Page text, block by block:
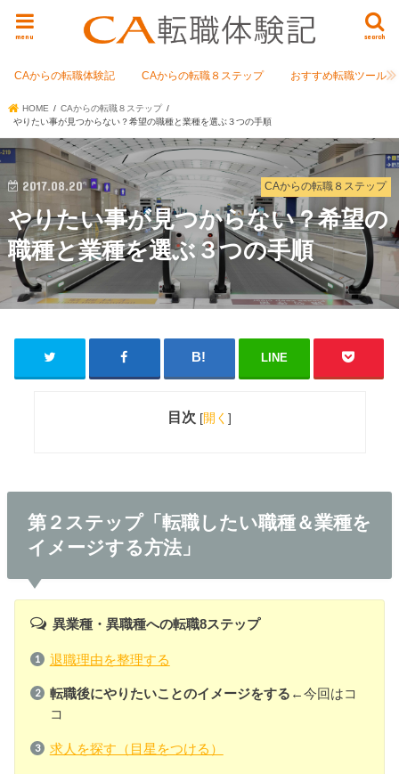
search
menu
CAからの転職体験記 CAからの転職８ステップ おすすめ転職ツール
HOME
CAからの転職８ステップ
やりたい事が見つからない？希望の職種と業種を選ぶ３つの手順
CAからの転職８ステップ
2017.08.20
やりたい事が見つからない？希望の
職種と業種を選ぶ３つの手順
LINE
目次 [開く ]
第２ステップ「転職したい職種＆業種を
イメージする方法」
異業種・異職種への転職8ステップ
退職理由を整理する
転職後にやりたいことのイメージをする ←今回はコ
コ
求人を探す（目星をつける）